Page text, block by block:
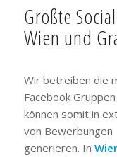
Größte
Wien und
Wir betreiben die
Facebook
können somit in
von Bewerbungen
generieren. In